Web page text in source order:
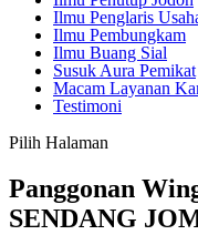
Ilmu Penglaris
Ilmu Pembungkam
Ilmu Buang Sial
Susuk Aura Pemikat
Macam Layanan
Testimoni
Pilih Halaman
Panggonan
SENDANG